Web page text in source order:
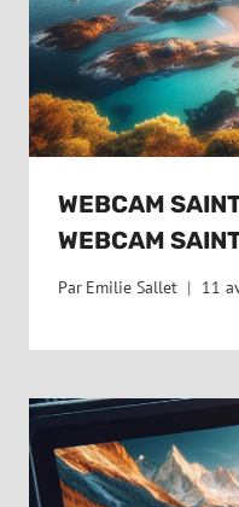
WEBCAM
WEBCAM
Par Emilie Sallet 11